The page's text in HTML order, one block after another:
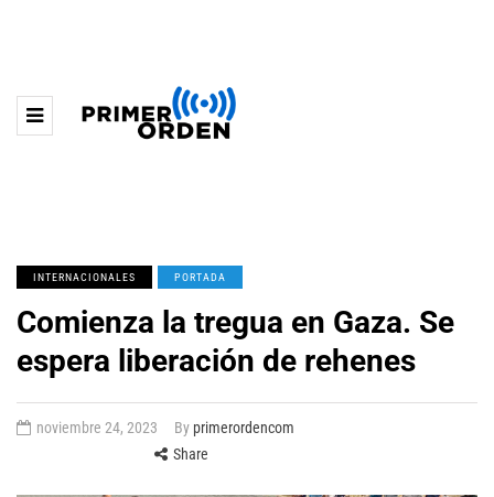
INTERNACIONALES PORTADA
Comienza la tregua en Gaza. Se
espera liberación de rehenes
noviembre 24, 2023 By primerordencom
Share